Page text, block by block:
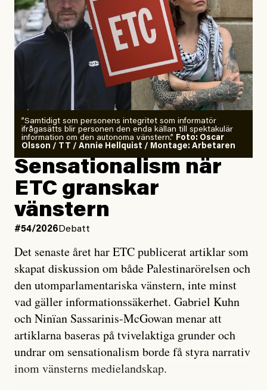
”Samtidigt som personens integritet som informatör
ifrågasätts blir personen den enda källan till spektakulär
information om den autonoma vänstern.” Foto: Oscar
Olsson / TT / Annie Hellquist / Montage: Arbetaren
Sensationalism när
ETC granskar
vänstern
#54/2026 Debatt
Det senaste året har ETC publicerat artiklar som
skapat diskussion om både Palestinarörelsen och
den utomparlamentariska vänstern, inte minst
vad gäller informationssäkerhet. Gabriel Kuhn
och Ninïan Sassarinis-McGowan menar att
artiklarna baseras på tvivelaktiga grunder och
undrar om sensationalism borde få styra narrativ
inom vänsterns medielandskap.